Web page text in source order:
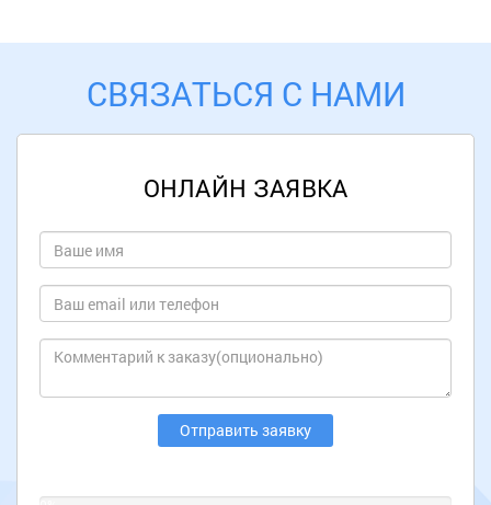
СВЯЗАТЬСЯ С НАМИ
ОНЛАЙН ЗАЯВКА